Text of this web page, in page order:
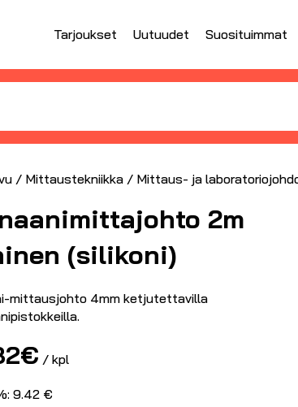
Tarjoukset Uutuudet Suosituimmat
/ Mittaustekniikka / Mittaus- ja
2m
(silikoni)
mittausjohto 4mm ketjutettavilla
€ / kpl
9.42 €